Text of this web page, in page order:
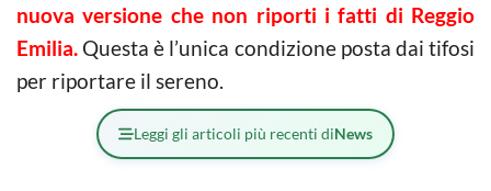
nuova versione che non riporti i fatti di Reggio
Emilia. Questa è l’unica condizione posta dai tifosi
per riportare il sereno.
Leggi gli articoli più recenti diNews